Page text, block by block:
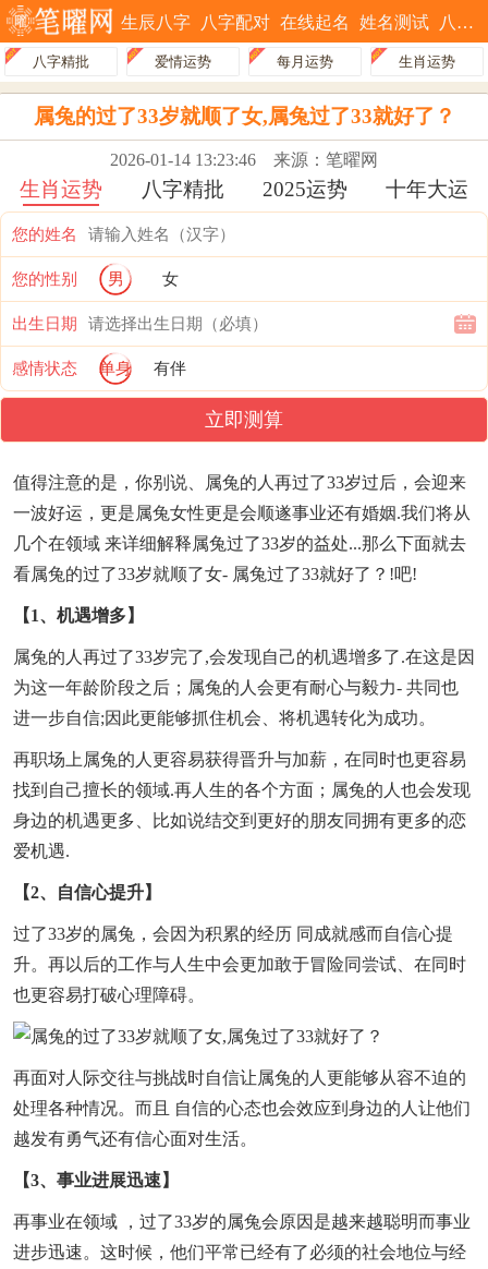
生辰八字 八字配对 在线起名 姓名测试 八字排盘
八字精批 爱情运势 每月运势 生肖运势
属兔的过了33岁就顺了女,属兔过了33就好了？
2026-01-14 13:23:46 来源：笔曜网
生肖运势 八字精批 2025运势 十年大运
您的姓名
您的性别 男 女
出生日期
感情状态 单身 有伴
立即测算
值得注意的是，你别说、属兔的人再过了33岁过后，会迎来
一波好运，更是属兔女性更是会顺遂事业还有婚姻.我们将从
几个在领域 来详细解释属兔过了33岁的益处...那么下面就去
看属兔的过了33岁就顺了女- 属兔过了33就好了？!吧!
【1、机遇增多】
属兔的人再过了33岁完了,会发现自己的机遇增多了.在这是因
为这一年龄阶段之后；属兔的人会更有耐心与毅力- 共同也
进一步自信;因此更能够抓住机会、将机遇转化为成功。
再职场上属兔的人更容易获得晋升与加薪，在同时也更容易
找到自己擅长的领域.再人生的各个方面；属兔的人也会发现
身边的机遇更多、比如说结交到更好的朋友同拥有更多的恋
爱机遇.
【2、自信心提升】
过了33岁的属兔，会因为积累的经历 同成就感而自信心提
升。再以后的工作与人生中会更加敢于冒险同尝试、在同时
也更容易打破心理障碍。
再面对人际交往与挑战时自信让属兔的人更能够从容不迫的
处理各种情况。而且 自信的心态也会效应到身边的人让他们
越发有勇气还有信心面对生活。
【3、事业进展迅速】
再事业在领域 ，过了33岁的属兔会原因是越来越聪明而事业
进步迅速。这时候，他们平常已经有了必须的社会地位与经